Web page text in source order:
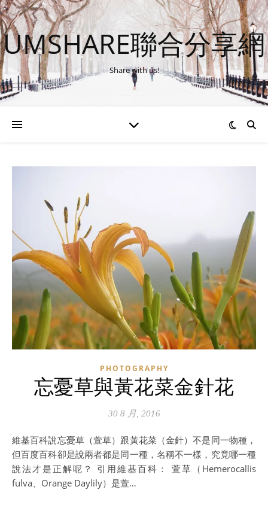
UMSHARE聯合分享網
Share with us!
PHOTOGRAPHY
忘憂草與黃花菜金針花
30 8 月, 2016
維基百科說忘憂草（萱草）跟黃花菜（金針）不是同一物種，
但百度百科卻是說兩者都是同一種，名稱不一樣，究竟哪一種
說法才是正解呢？ 引用維基百科： 萱草（Hemerocallis
fulva、Orange Daylily）是萱…